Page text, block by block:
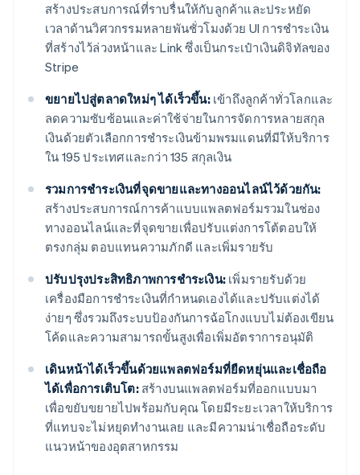
สร้างประสบการณ์ที่ราบรื่นให้กับลูกค้าและประหยัด
เวลาด้านวิศวกรรมหลายพันชั่วโมงด้วย UI การชำระเงิน
ที่สร้างไว้ล่วงหน้าและ Link ซึ่งเป็นกระเป๋าเงินดิจิทัลของ
Stripe
ขยายไปสู่ตลาดใหม่ๆ ได้เร็วขึ้น:เข้าถึงลูกค้าทั่วโลกและ
ลดความซับซ้อนและค่าใช้จ่ายในการจัดการหลายสกุล
เงินด้วยตัวเลือกการชำระเงินข้ามพรมแดนที่มีให้บริการ
ใน 195 ประเทศและกว่า 135 สกุลเงิน
รวมการชำระเงินที่จุดขายและทางออนไลน์ไว้ด้วยกัน:
สร้างประสบการณ์การค้าแบบแพลตฟอร์มรวมในช่อง
ทางออนไลน์และที่จุดขายเพื่อปรับแต่งการโต้ตอบให้
ตรงกลุ่ม ตอบแทนความภักดี และเพิ่มรายรับ
ปรับปรุงประสิทธิภาพการชำระเงิน: เพิ่มรายรับด้วย
เครื่องมือการชำระเงินที่กำหนดเองได้และปรับแต่งได้
ง่ายๆ ซึ่งรวมถึงระบบป้องกันการฉ้อโกงแบบไม่ต้องเขียน
โค้ดและความสามารถขั้นสูงเพื่อเพิ่มอัตราการอนุมัติ
เดินหน้าได้เร็วขึ้นด้วยแพลตฟอร์มที่ยืดหยุ่นและเชื่อถือ
ได้เพื่อการเติบโต:สร้างบนแพลตฟอร์มที่ออกแบบมา
เพื่อขยับขยายไปพร้อมกับคุณ โดยมีระยะเวลาให้บริการ
ที่แทบจะไม่หยุดทำงานเลย และมีความน่าเชื่อถือระดับ
แนวหน้าของอุตสาหกรรม